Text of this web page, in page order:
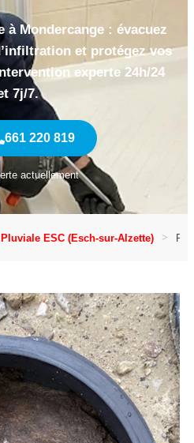
à Mondercange : évacuez
et protégez vos
experte 24h/24
7j/7.
661 220 819
actuellement
ESC (Esch-sur-Alzette)